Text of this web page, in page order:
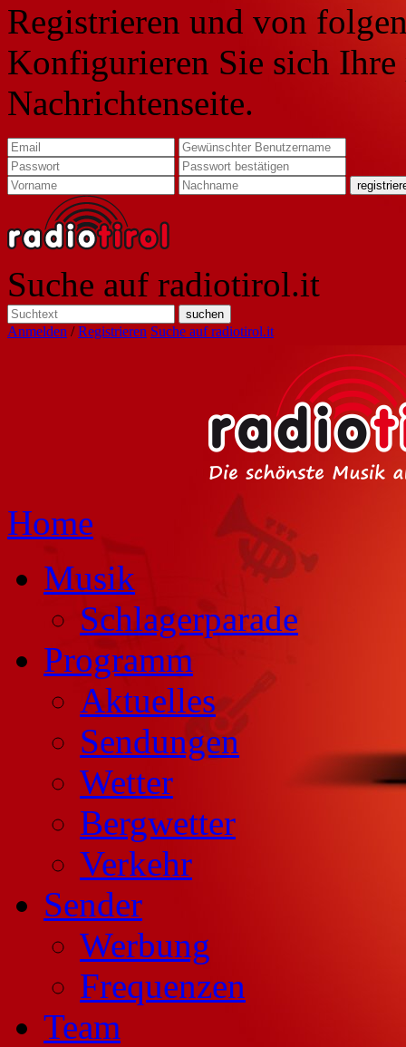
Registrieren und von
Konfigurieren Sie sich
Nachrichtenseite.
Suche auf radiotirol.it
Anmelden /Registrieren Suche auf radiotirol.it
Home
Musik
Schlagerparade
Programm
Aktuelles
Sendungen
Wetter
Bergwetter
Verkehr
Sender
Werbung
Frequenzen
Team